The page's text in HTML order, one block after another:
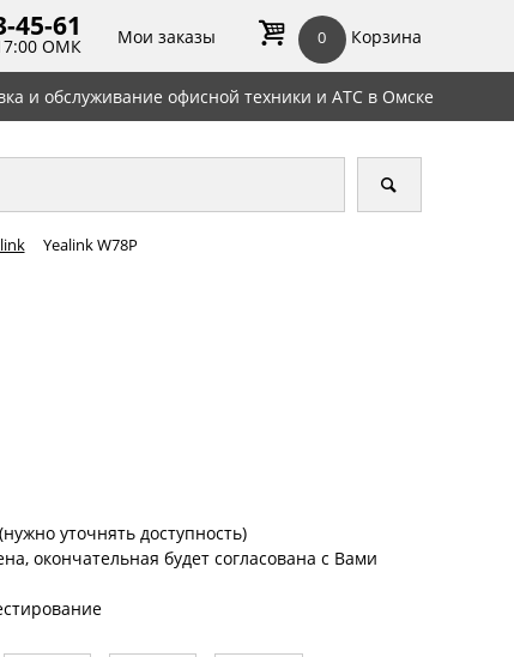
45-61
ОМК Мои заказы 0 Корзина
и обслуживание офисной техники и АТС в Омске
Yealink W78P
уточнять доступность)
окончательная будет согласована с Вами